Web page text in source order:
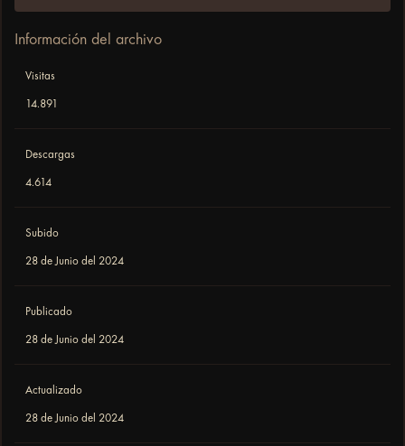
Información del archivo
Visitas
14.891
Descargas
4.614
Subido
28 de Junio del 2024
Publicado
28 de Junio del 2024
Actualizado
28 de Junio del 2024